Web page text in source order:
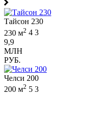
Тайсон 230
230 м2 4 3
9,9
МЛН
РУБ.
Челси 200
200 м2 5 3